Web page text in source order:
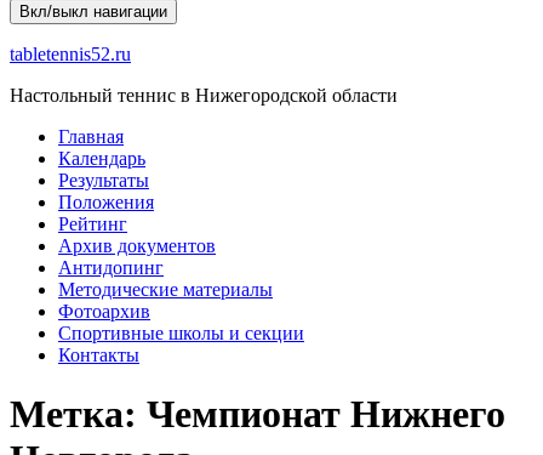
Вкл/выкл навигации
tabletennis52.ru
Настольный теннис в Нижегородской области
Главная
Календарь
Результаты
Положения
Рейтинг
Архив документов
Антидопинг
Методические материалы
Фотоархив
Спортивные школы и секции
Контакты
Метка: Чемпионат Нижнего